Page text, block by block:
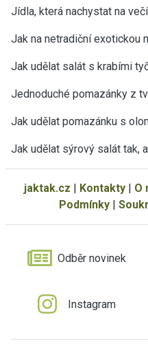
Jídla, která nachystat na
Jak na netradiční exotickou
Jak udělat salát s krabími
Jednoduché pomazánky z
Jak udělat pomazánku s
Jak udělat sýrový salát tak,
jaktak.cz | Kontakty| O
Podmínky|
Odběr novinek
Instagram